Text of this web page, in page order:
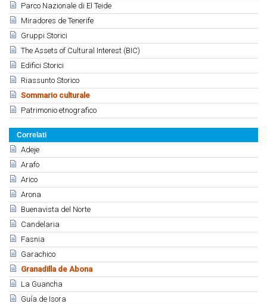
Parco Nazionale di El Teide
Miradores de Tenerife
Gruppi Storici
The Assets of Cultural Interest (BIC)
Edifici Storici
Riassunto Storico
Sommario culturale
Patrimonio etnografico
Correlati
Adeje
Arafo
Arico
Arona
Buenavista del Norte
Candelaria
Fasnia
Garachico
Granadilla de Abona
La Guancha
Guía de Isora